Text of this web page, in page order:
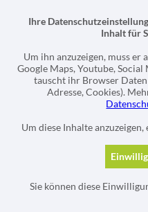
Ihre
Inhalt für
Um ihn anzuzeigen, muss er
Google Maps, Youtube,
tauscht ihr Browser
Adresse, Cookies).
Um diese Inhalte
Sie können diese